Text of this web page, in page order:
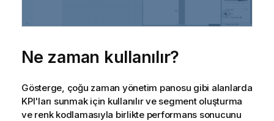
Ne zaman kullanılır?
Gösterge, çoğu zaman yönetim panosu gibi alanlarda
KPI'ları sunmak için kullanılır ve segment oluşturma
ve renk kodlamasıyla birlikte performans sonucunu